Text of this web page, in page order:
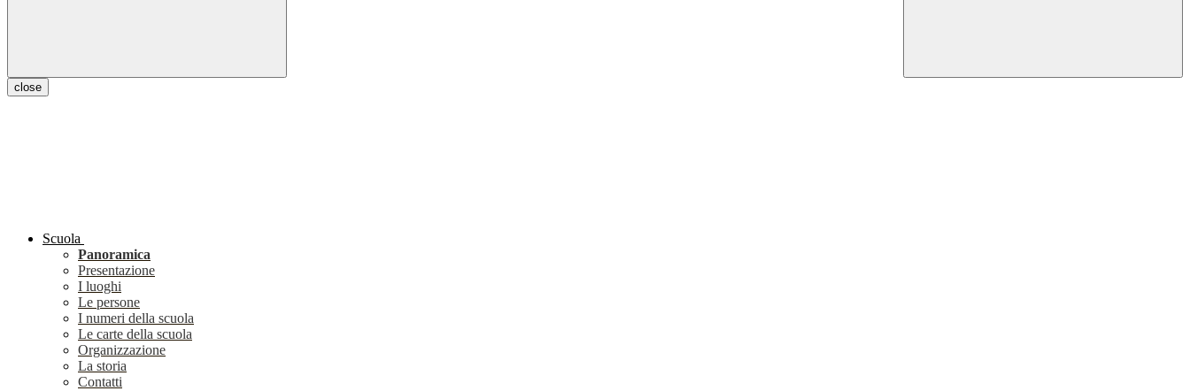
close
Scuola
Panoramica
Presentazione
I luoghi
Le persone
I numeri della scuola
Le carte della scuola
Organizzazione
La storia
Contatti